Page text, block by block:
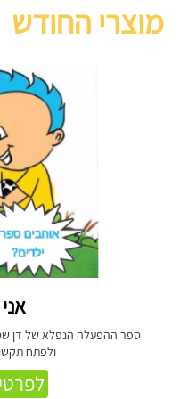
מוצרי החודש
ספר ההפעלה הנפלא של דן
ולפתח